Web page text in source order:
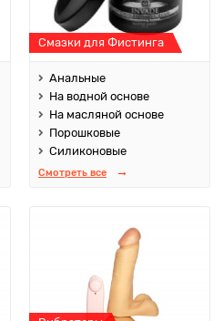
Смазки для Фистинга
Анальные
На водной основе
На масляной основе
Порошковые
Силиконовые
Смотреть все